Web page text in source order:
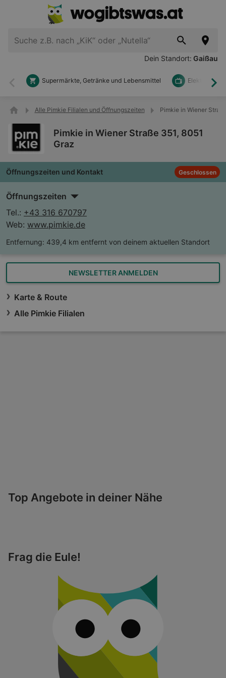
Dein Standort: Gaißau
Zurück
Supermärkte, Getränke und Lebensmittel Elektronik
Alle Pimkie Filialen und Öffnungszeiten Pimkie in Wiener
Pimkie in Wiener Straße 351, 8051
Graz
Öffnungszeiten und Kontakt Geschlossen
Öffnungszeiten
Tel.: +43 316 670797
Web: www.pimkie.de
Entfernung: 439,4 km entfernt von deinem aktuellen Standort
NEWSLETTER ANMELDEN
Karte & Route
Alle Pimkie Filialen
Top Angebote in deiner Nähe
Frag die Eule!